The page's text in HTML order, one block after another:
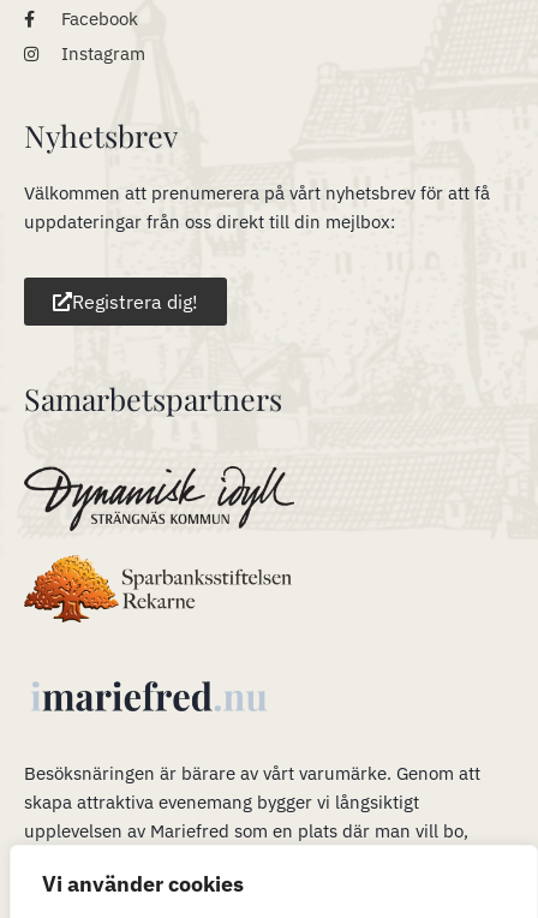
Vi använder cookies
Facebook
Instagram
Nyhetsbrev
Välkommen att prenumerera på vårt nyhetsbrev för att få
uppdateringar från oss direkt till din mejlbox:
Registrera dig!
Samarbetspartners
Besöksnäringen är bärare av vårt varumärke. Genom att
skapa attraktiva evenemang bygger vi långsiktigt
upplevelsen av Mariefred som en plats där man vill bo,
bara ett trevligt besök. När många är i Mariefred kan vi